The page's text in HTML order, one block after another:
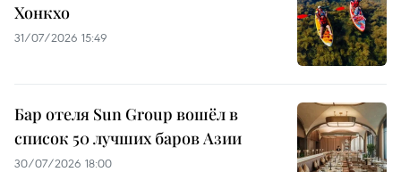
Хонкхо
31/07/2026 15:49
Бар отеля Sun Group вошёл в
список 50 лучших баров Азии
30/07/2026 18:00